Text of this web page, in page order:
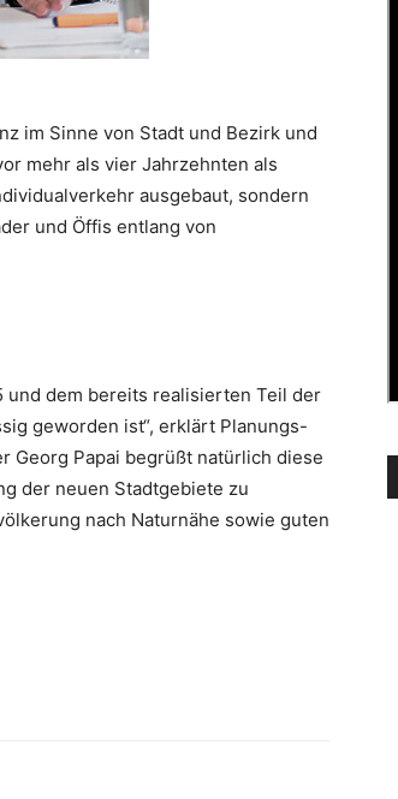
im Sinne von Stadt und Bezirk und
mehr als vier Jahrzehnten als
ausgebaut, sondern
und Öffis entlang von
und dem bereits realisierten Teil der
geworden ist“, erklärt Planungs-
Georg Papai begrüßt natürlich diese
der neuen Stadtgebiete zu
nach Naturnähe sowie guten